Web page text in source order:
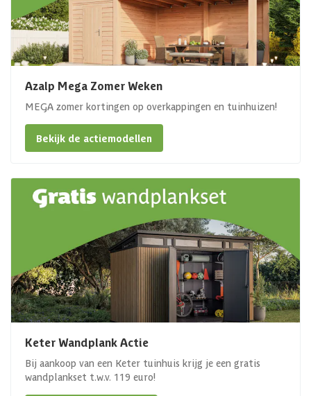
Azalp Mega Zomer Weken
MEGA zomer kortingen op overkappingen en tuinhuizen!
Bekijk de actiemodellen
Keter Wandplank Actie
Bij aankoop van een Keter tuinhuis krijg je een gratis
wandplankset t.w.v. 119 euro!